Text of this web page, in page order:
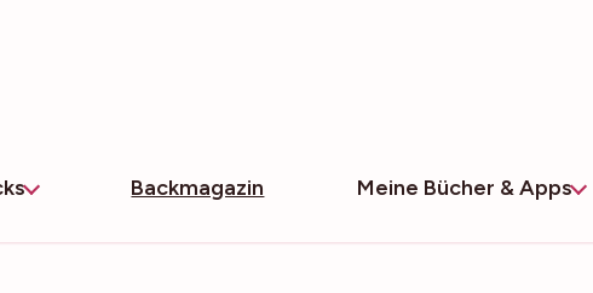
Backmagazin Meine Bücher & Apps